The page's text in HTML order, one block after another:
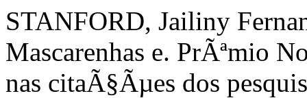
STANFORD, Jailiny
Mascarenhas e. PrÃªmio
nas citaÃ§Ãµes dos